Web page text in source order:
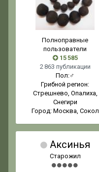
Полноправные
пользователи
15 585
2 863 публикации
Пол:♂
Грибной регион:
Стрешнево, Опалиха,
Снегири
Город: Москва, Сокол
Аксинья
Старожил